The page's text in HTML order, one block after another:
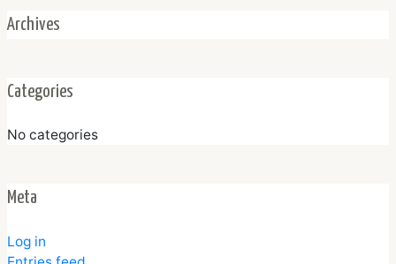
Archives
Categories
No categories
Meta
Log in